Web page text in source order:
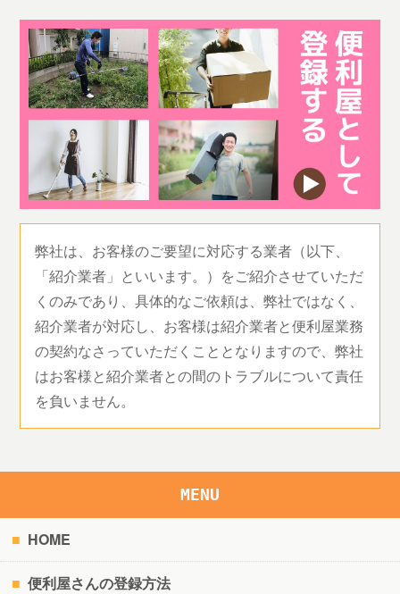
弊社は、お客様のご要望に対応する業者（以下、
「紹介業者」といいます。）をご紹介させていただ
くのみであり、具体的なご依頼は、弊社ではなく、
紹介業者が対応し、お客様は紹介業者と便利屋業務
の契約なさっていただくこととなりますので、弊社
はお客様と紹介業者との間のトラブルについて責任
を負いません。
MENU
HOME
便利屋さんの登録方法